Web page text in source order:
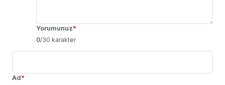
Yorumunuz*
0/30 karakter
Ad*